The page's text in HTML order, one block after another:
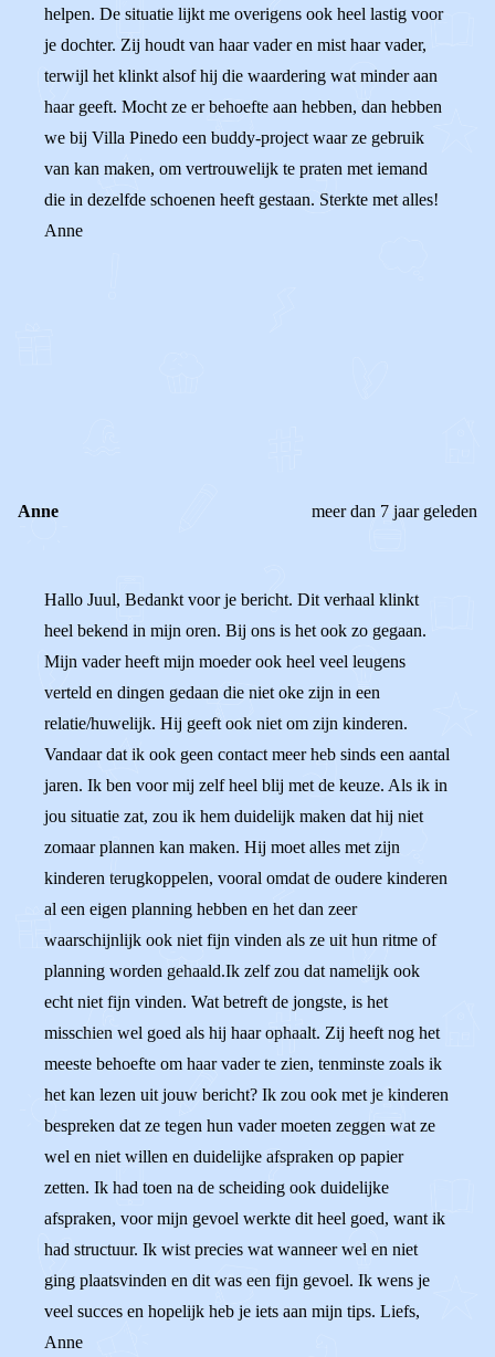
helpen. De situatie lijkt me overigens ook heel lastig voor
je dochter. Zij houdt van haar vader en mist haar vader,
terwijl het klinkt alsof hij die waardering wat minder aan
haar geeft. Mocht ze er behoefte aan hebben, dan hebben
we bij Villa Pinedo een buddy-project waar ze gebruik
van kan maken, om vertrouwelijk te praten met iemand
die in dezelfde schoenen heeft gestaan. Sterkte met alles!
Anne
Anne meer dan 7 jaar geleden
Hallo Juul, Bedankt voor je bericht. Dit verhaal klinkt
heel bekend in mijn oren. Bij ons is het ook zo gegaan.
Mijn vader heeft mijn moeder ook heel veel leugens
verteld en dingen gedaan die niet oke zijn in een
relatie/huwelijk. Hij geeft ook niet om zijn kinderen.
Vandaar dat ik ook geen contact meer heb sinds een aantal
jaren. Ik ben voor mij zelf heel blij met de keuze. Als ik in
jou situatie zat, zou ik hem duidelijk maken dat hij niet
zomaar plannen kan maken. Hij moet alles met zijn
kinderen terugkoppelen, vooral omdat de oudere kinderen
al een eigen planning hebben en het dan zeer
waarschijnlijk ook niet fijn vinden als ze uit hun ritme of
planning worden gehaald.Ik zelf zou dat namelijk ook
echt niet fijn vinden. Wat betreft de jongste, is het
misschien wel goed als hij haar ophaalt. Zij heeft nog het
meeste behoefte om haar vader te zien, tenminste zoals ik
het kan lezen uit jouw bericht? Ik zou ook met je kinderen
bespreken dat ze tegen hun vader moeten zeggen wat ze
wel en niet willen en duidelijke afspraken op papier
zetten. Ik had toen na de scheiding ook duidelijke
afspraken, voor mijn gevoel werkte dit heel goed, want ik
had structuur. Ik wist precies wat wanneer wel en niet
ging plaatsvinden en dit was een fijn gevoel. Ik wens je
veel succes en hopelijk heb je iets aan mijn tips. Liefs,
Anne